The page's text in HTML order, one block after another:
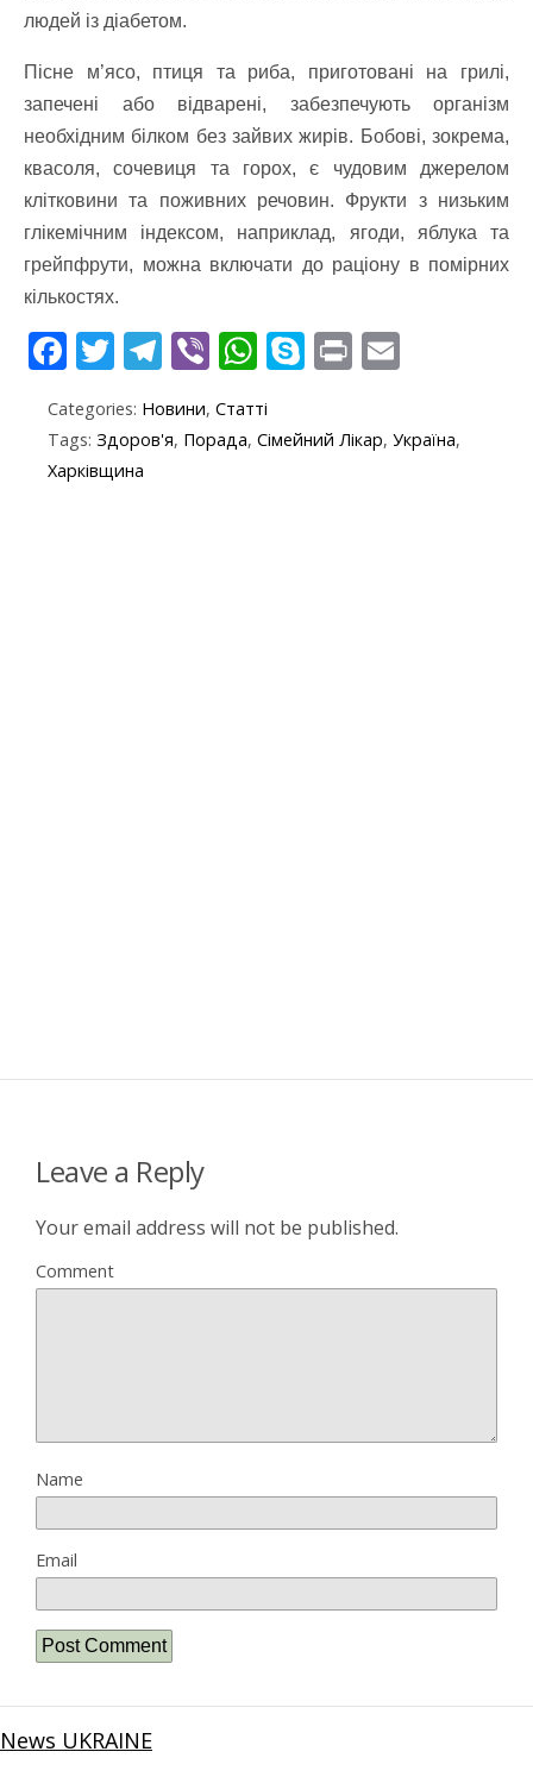
людей із діабетом.
Пісне м’ясо, птиця та риба, приготовані на грилі,
запечені або відварені, забезпечують організм
необхідним білком без зайвих жирів. Бобові, зокрема,
квасоля, сочевиця та горох, є чудовим джерелом
клітковини та поживних речовин. Фрукти з низьким
глікемічним індексом, наприклад, ягоди, яблука та
грейпфрути, можна включати до раціону в помірних
кількостях.
F
e
b
T
itt
er
T
e
gr
Vi
er
W
at
S
y
Pr
t ai
Categories: Новини, Статті
Tags: Здоров'я, Порада, Сімейний Лікар, Україна,
Харківщина
Leave a Reply
Your email address will not be published.
Comment
Name
Email
News UKRAINE